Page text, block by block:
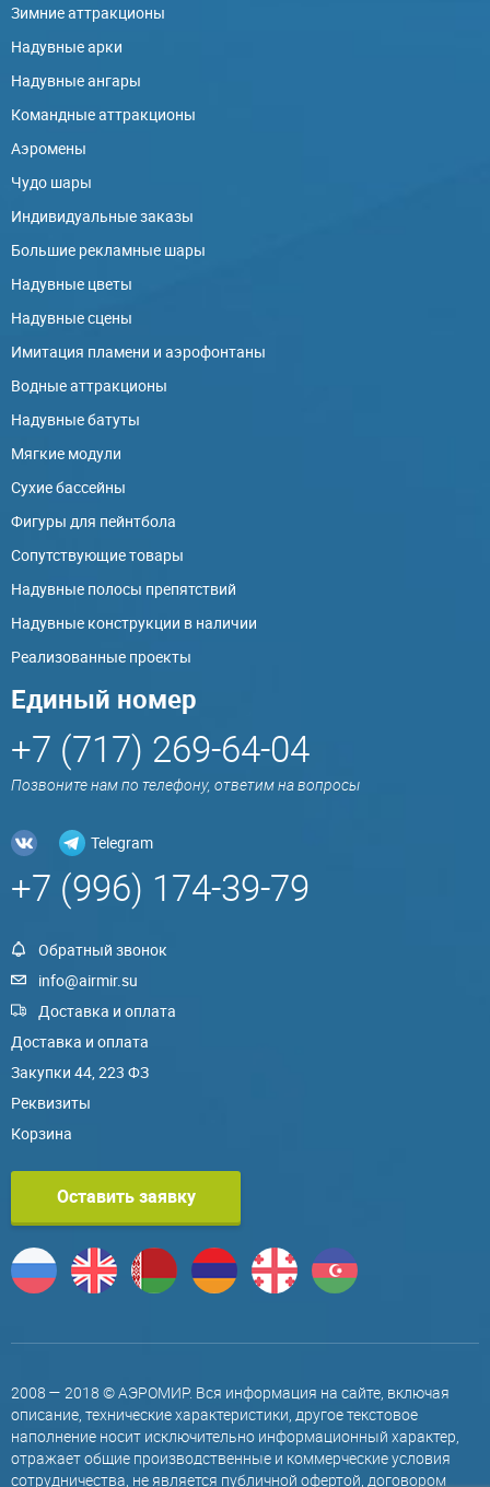
Зимние аттракционы
Надувные арки
Надувные ангары
Командные аттракционы
Аэромены
Чудо шары
Индивидуальные заказы
Большие рекламные шары
Надувные цветы
Надувные сцены
Имитация пламени и аэрофонтаны
Водные аттракционы
Надувные батуты
Мягкие модули
Сухие бассейны
Фигуры для пейнтбола
Сопутствующие товары
Надувные полосы препятствий
Надувные конструкции в наличии
Реализованные проекты
Единый номер
+7 (717) 269-64-04
Позвоните нам по телефону, ответим на вопросы
Telegram
+7 (996) 174-39-79
Обратный звонок
info@airmir.su
Доставка и оплата
Доставка и оплата
Закупки 44, 223 ФЗ
Реквизиты
Корзина
Оставить заявку
2008 — 2018 © АЭРОМИР. Вся информация на сайте, включая
описание, технические характеристики, другое текстовое
наполнение носит исключительно информационный характер,
отражает общие производственные и коммерческие условия
сотрудничества, не является публичной офертой, договором